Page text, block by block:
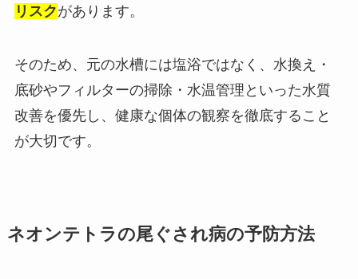
リスクがあります。
そのため、元の水槽には塩浴ではなく、水換え・
底砂やフィルターの掃除・水温管理といった水質
改善を優先し、健康な個体の観察を徹底すること
が大切です。
ネオンテトラの尾ぐされ病の予防方法